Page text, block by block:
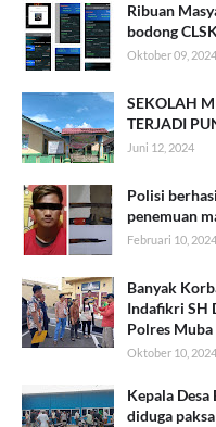
Ribuan
bodong CLSK
Oktober 09, 2024
SEKOLAH
TERJADI
Juni 12, 2024
Polisi
penemuan
Februari 10, 2024
Banyak
Indafikri SH
Polres Muba
Oktober 10, 2024
Kepala
diduga